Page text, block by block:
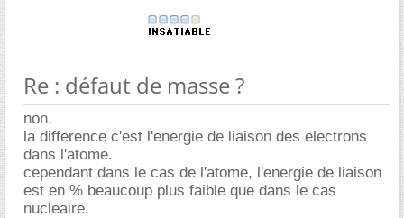
Re : défaut de masse ?
non.
la difference c'est l'energie de liaison des electrons
dans l'atome.
cependant dans le cas de l'atome, l'energie de liaison
est en % beaucoup plus faible que dans le cas
nucleaire.